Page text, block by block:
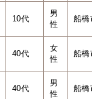
10代
男
性
船橋市
40代
女
性
船橋市
40代
男
性
船橋市